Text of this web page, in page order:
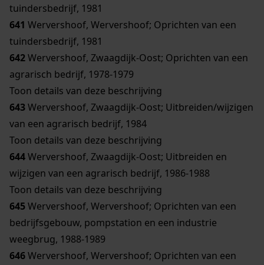
tuindersbedrijf, 1981
641 Wervershoof, Wervershoof; Oprichten van een
tuindersbedrijf, 1981
642Wervershoof, Zwaagdijk-Oost; Oprichten van een
agrarisch bedrijf, 1978-1979
Toon details van deze beschrijving
643Wervershoof, Zwaagdijk-Oost; Uitbreiden/wijzigen
van een agrarisch bedrijf, 1984
Toon details van deze beschrijving
644Wervershoof, Zwaagdijk-Oost; Uitbreiden en
wijzigen van een agrarisch bedrijf, 1986-1988
Toon details van deze beschrijving
645Wervershoof, Wervershoof; Oprichten van een
bedrijfsgebouw, pompstation en een industrie
weegbrug, 1988-1989
646Wervershoof, Wervershoof; Oprichten van een